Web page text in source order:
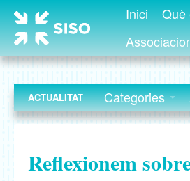
Inici Què
ACTUALITAT Categories
Reflexionem